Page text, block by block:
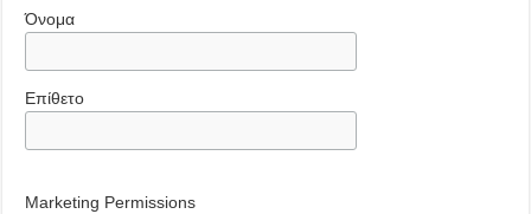
Όνομα
Επίθετο
Marketing Permissions